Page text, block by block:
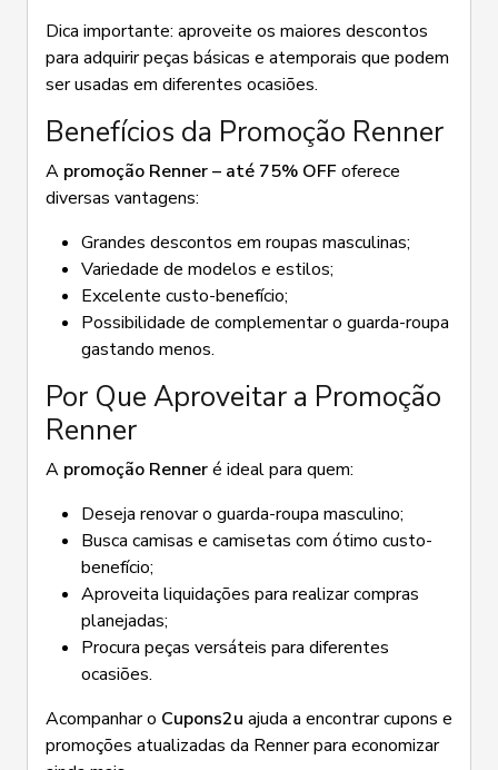
Dica importante: aproveite os maiores descontos
para adquirir peças básicas e atemporais que podem
ser usadas em diferentes ocasiões.
Benefícios da Promoção Renner
A promoção Renner – até 75% OFFoferece
diversas vantagens:
Grandes descontos em roupas masculinas;
Variedade de modelos e estilos;
Excelente custo-benefício;
Possibilidade de complementar o guarda-roupa
gastando menos.
Por Que Aproveitar a Promoção
Renner
A promoção Renneré ideal para quem:
Deseja renovar o guarda-roupa masculino;
Busca camisas e camisetas com ótimo custo-
benefício;
Aproveita liquidações para realizar compras
planejadas;
Procura peças versáteis para diferentes
ocasiões.
Acompanhar o Cupons2u ajuda a encontrar cupons e
promoções atualizadas da Renner para economizar